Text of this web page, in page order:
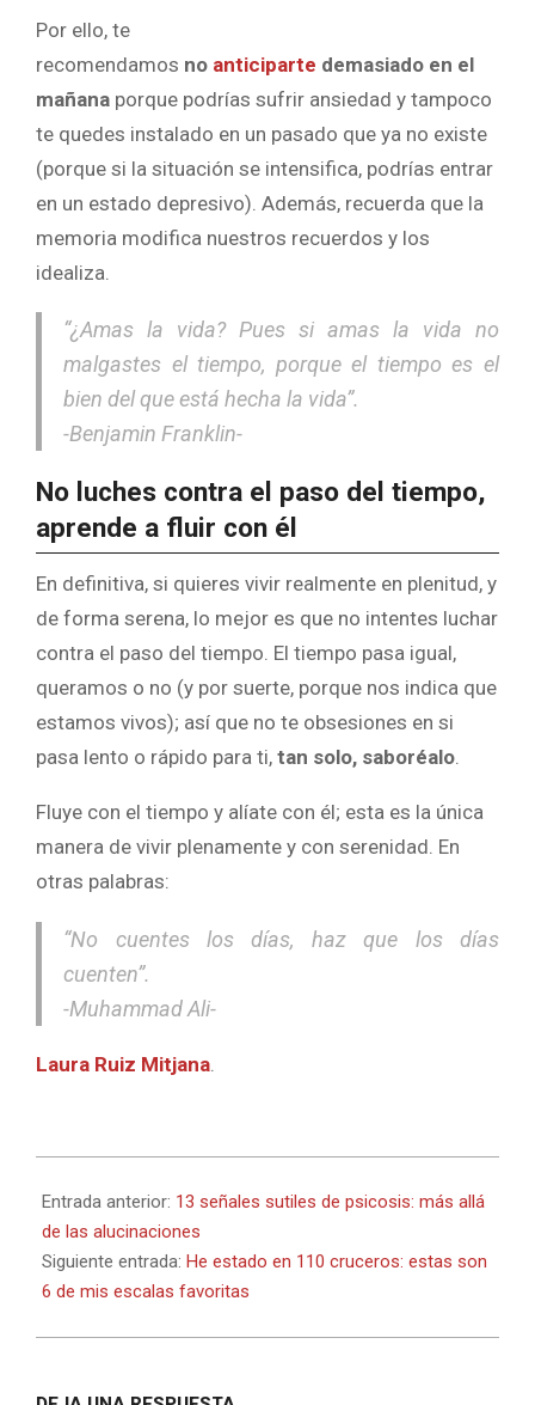
Por ello, te
recomendamos no anticiparte demasiado en el
mañana porque podrías sufrir ansiedad y tampoco
te quedes instalado en un pasado que ya no existe
(porque si la situación se intensifica, podrías entrar
en un estado depresivo). Además, recuerda que la
memoria modifica nuestros recuerdos y los
idealiza.
“¿Amas la vida? Pues si amas la vida no
malgastes el tiempo, porque el tiempo es el
bien del que está hecha la vida”.
-Benjamin Franklin-
No luches contra el paso del tiempo,
aprende a fluir con él
En definitiva, si quieres vivir realmente en plenitud, y
de forma serena, lo mejor es que no intentes luchar
contra el paso del tiempo. El tiempo pasa igual,
queramos o no (y por suerte, porque nos indica que
estamos vivos); así que no te obsesiones en si
pasa lento o rápido para ti, tan solo, saboréalo.
Fluye con el tiempo y alíate con él; esta es la única
manera de vivir plenamente y con serenidad. En
otras palabras:
“No cuentes los días, haz que los días
cuenten”.
-Muhammad Ali-
Laura Ruiz Mitjana
09-
28
Entrada anterior: 13 señales sutiles de psicosis: más allá
de las alucinaciones
Siguiente entrada: He estado en 110 cruceros: estas son
6 de mis escalas favoritas